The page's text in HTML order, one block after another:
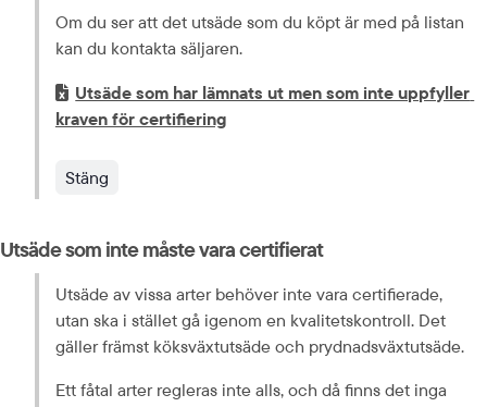
Om du ser att det utsäde som du köpt är med på listan
kan du kontakta säljaren.
Excel-fil.
Utsäde som har lämnats ut men som inte uppfyller
kraven för certifieringxlsx, 14.3 kB.
Stäng
Utsäde som inte måste vara certifierat
Utsäde av vissa arter behöver inte vara certifierade,
utan ska i stället gå igenom en kvalitetskontroll. Det
gäller främst köksväxt­utsäde och prydnadsväxt­utsäde.
Ett fåtal arter regleras inte alls, och då finns det inga